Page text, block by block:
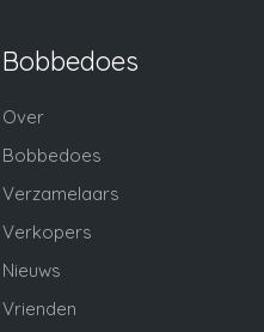
Bobbedoes
Over
Bobbedoes
Verzamelaars
Verkopers
Nieuws
Vrienden